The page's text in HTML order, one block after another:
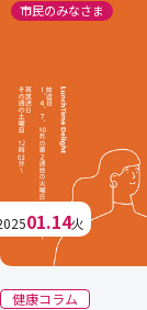
市民のみなさま
01.14火
健康コラム